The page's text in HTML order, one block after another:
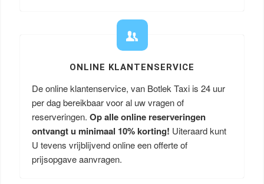
ONLINE KLANTENSERVICE
De online klantenservice, van Botlek Taxi is 24 uur
per dag bereikbaar voor al uw vragen of
reserveringen. Op alle online reserveringen
ontvangt u minimaal 10% korting! Uiteraard kunt
U tevens vrijblijvend online een offerte of
prijsopgave aanvragen.